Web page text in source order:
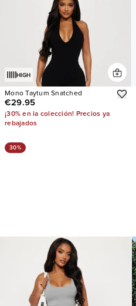
HIGH
Mono Taytum Snatched
€29.95
¡30% en la colección! Precios ya
rebajados
30%